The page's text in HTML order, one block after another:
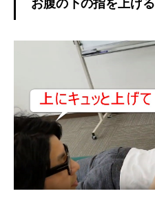
お腹の下の指を上げる